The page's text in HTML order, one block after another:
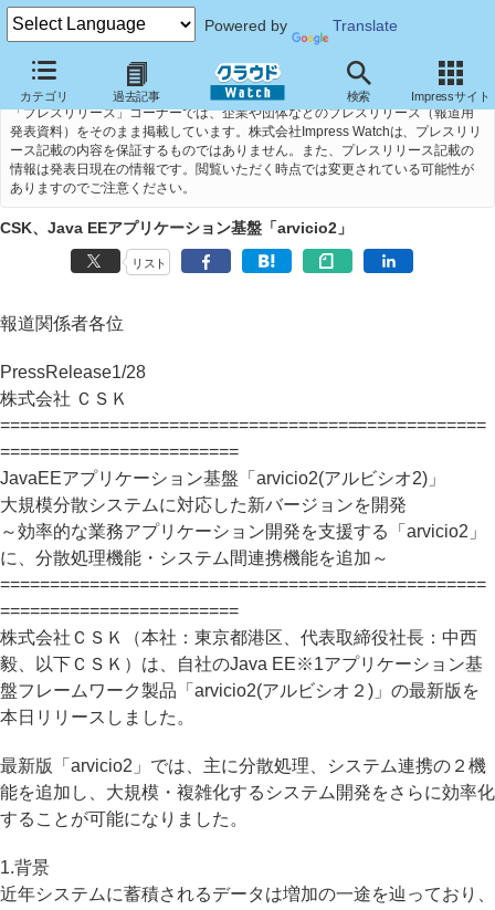
Powered by Translate
カテゴリ 過去記事 検索 Impressサイト
「プレスリリース」コーナーでは、企業や団体などのプレスリリース（報道用
発表資料）をそのまま掲載しています。株式会社Impress Watchは、プレスリリ
ース記載の内容を保証するものではありません。また、プレスリリース記載の
情報は発表日現在の情報です。閲覧いただく時点では変更されている可能性が
ありますのでご注意ください。
CSK、Java EEアプリケーション基盤「arvicio2」
リスト
報道関係者各位
PressRelease1/28
株式会社 ＣＳＫ
=================================================
========================
JavaEEアプリケーション基盤「arvicio2(アルビシオ2)」
大規模分散システムに対応した新バージョンを開発
～効率的な業務アプリケーション開発を支援する「arvicio2」
に、分散処理機能・システム間連携機能を追加～
=================================================
========================
株式会社ＣＳＫ（本社：東京都港区、代表取締役社長：中西
毅、以下ＣＳＫ）は、自社のJava EE※1アプリケーション基
盤フレームワーク製品「arvicio2(アルビシオ２)」の最新版を
本日リリースしました。
最新版「arvicio2」では、主に分散処理、システム連携の２機
能を追加し、大規模・複雑化するシステム開発をさらに効率化
することが可能になりました。
1.背景
近年システムに蓄積されるデータは増加の一途を辿っており、